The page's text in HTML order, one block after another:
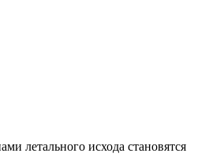
летального исхода становятся